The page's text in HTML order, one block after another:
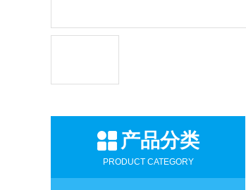
产品分类
PRODUCT CATEGORY